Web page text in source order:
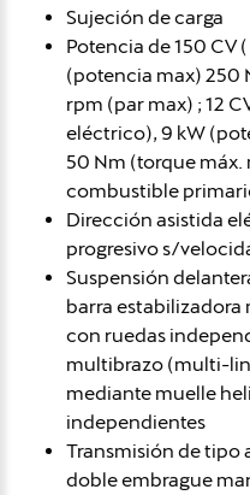
Sujeción de carga
Potencia de 150 CV
(potencia max) 250
rpm (par max) ; 12
eléctrico), 9 kW
50 Nm (torque
combustible
Dirección asistida
progresivo s/
Suspensión
barra
con ruedas
multibrazo (multi-
mediante muelle
independientes
Transmisión de
doble embrague